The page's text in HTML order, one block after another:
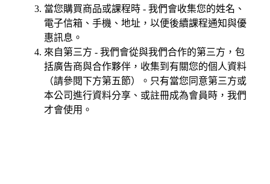
當您購買商品或課程時 - 我們會收集您的姓名、
電子信箱、手機、地址，以便後續課程通知與優
惠訊息。
來自第三方 - 我們會從與我們合作的第三方，包
括廣告商與合作夥伴，收集到有關您的個人資料
（請參閱下方第五節）。只有當您同意第三方或
本公司進行資料分享、或註冊成為會員時，我們
才會使用。